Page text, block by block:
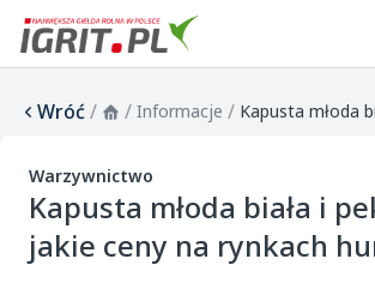
Wróć/ / Informacje /
Warzywnictwo
Kapusta młoda biała i
jakie ceny na rynkach